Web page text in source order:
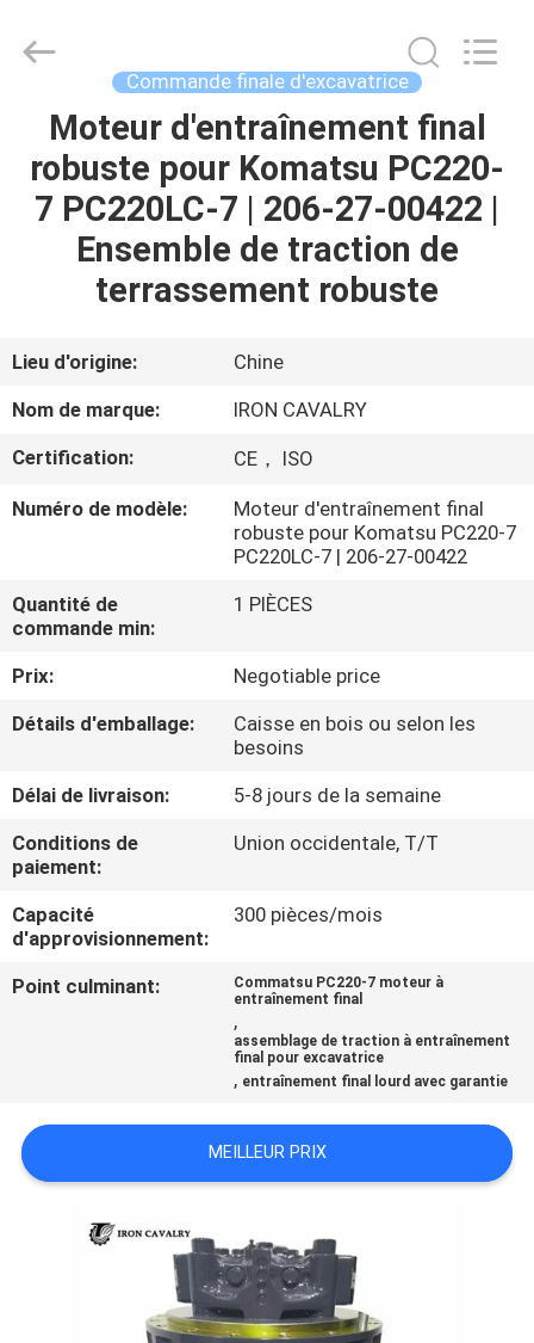
APERÇU
PRODUITS
VIDÉOS
VR
SHOW
A
PROPOS
NOUS
VISITE
D'USINE
CONTRÔLE
DE
LA
QUALITÉ
CONTACT
TOUS
LES
DEMANDE
Machinery
Commande finale d'excavatrice
Moteur d'entraînement final
robuste pour Komatsu PC220-
7 PC220LC-7 | 206-27-00422 |
Ensemble de traction de
terrassement robuste
Lieu d'origine:
Chine
Nom de marque:
IRON CAVALRY
Certification:
CE， ISO
Numéro de modèle:
Moteur d'entraînement final
robuste pour Komatsu PC220-7
PC220LC-7 | 206-27-00422
Quantité de
commande min:
1 PIÈCES
Prix:
Negotiable price
Détails d'emballage:
Caisse en bois ou selon les
besoins
Délai de livraison:
5-8 jours de la semaine
Conditions de
paiement:
Union occidentale, T/T
Capacité
d'approvisionnement:
300 pièces/mois
Point culminant:
Commatsu PC220-7 moteur à
entraînement final
,
assemblage de traction à entraînement
final pour excavatrice
, entraînement final lourd avec garantie
MEILLEUR PRIX